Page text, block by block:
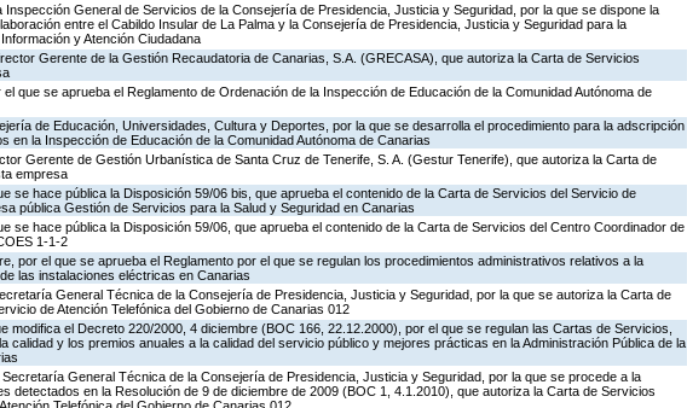
Inspección General de Servicios de la Consejería de Presidencia, Justicia y Seguridad, por la que se dispone la
entre el Cabildo Insular de La Palma y la Consejería de Presidencia, Justicia y Seguridad para la
y Atención Ciudadana
Gerente de la Gestión Recaudatoria de Canarias, S.A. (GRECASA), que autoriza la Carta de Servicios
que se aprueba el Reglamento de Ordenación de la Inspección de Educación de la Comunidad Autónoma de
de Educación, Universidades, Cultura y Deportes, por la que se desarrolla el procedimiento para la adscripción
en la Inspección de Educación de la Comunidad Autónoma de Canarias
Gerente de Gestión Urbanística de Santa Cruz de Tenerife, S. A. (Gestur Tenerife), que autoriza la Carta de
empresa
se hace pública la Disposición 59/06 bis, que aprueba el contenido de la Carta de Servicios del Servicio de
pública Gestión de Servicios para la Salud y Seguridad en Canarias
se hace pública la Disposición 59/06, que aprueba el contenido de la Carta de Servicios del Centro Coordinador de
1-1-2
por el que se aprueba el Reglamento por el que se regulan los procedimientos administrativos relativos a la
las instalaciones eléctricas en Canarias
General Técnica de la Consejería de Presidencia, Justicia y Seguridad, por la que se autoriza la Carta de
de Atención Telefónica del Gobierno de Canarias 012
modifica el Decreto 220/2000, 4 diciembre (BOC 166, 22.12.2000), por el que se regulan las Cartas de Servicios,
calidad y los premios anuales a la calidad del servicio público y mejores prácticas en la Administración Pública de la
General Técnica de la Consejería de Presidencia, Justicia y Seguridad, por la que se procede a la
detectados en la Resolución de 9 de diciembre de 2009 (BOC 1, 4.1.2010), que autoriza la Carta de Servicios